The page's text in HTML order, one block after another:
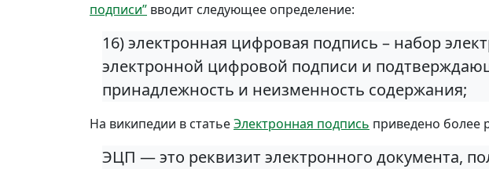
подписи” вводит следующее определение:
16) электронная цифровая подпись – набор
электронной цифровой подписи и
принадлежность и неизменность содержания;
На википедии в статьеЭлектронная подпись приведено более
ЭЦП — это реквизит электронного документа,